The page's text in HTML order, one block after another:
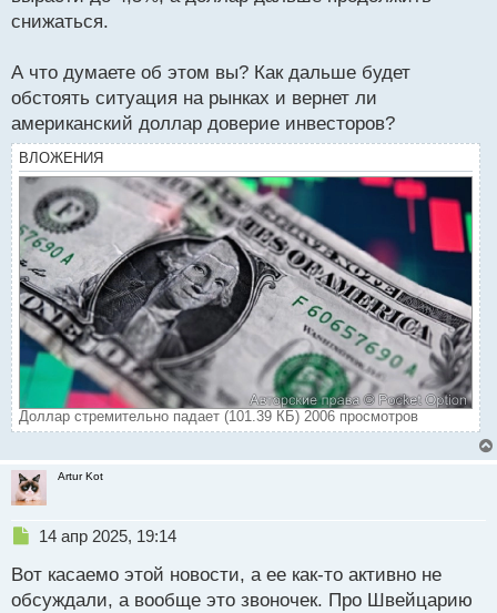
снижаться.
А что думаете об этом вы? Как дальше будет
обстоять ситуация на рынках и вернет ли
американский доллар доверие инвесторов?
ВЛОЖЕНИЯ
Доллар стремительно падает (101.39 КБ) 2006 просмотров
Artur Kot
Н
п
р
14 апр 2025, 19:14
Вот касаемо этой новости, а ее как-то активно не
обсуждали, а вообще это звоночек. Про Швейцарию